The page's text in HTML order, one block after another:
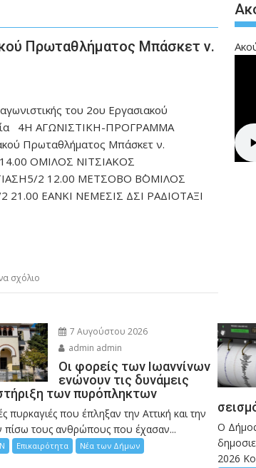
Πρωταθλήματος Μπάσκετ ν.
του 2ου Εργασιακού
4Η ΑΓΩΝΙΣΤΙΚΗ-ΠΡΟΓΡΑΜΜΑ
Πρωταθλήματος Μπάσκετ ν.
ΟΜΙΛΟΣ ΝΙΤΣΙΑΚΟΣ
2 12.00 ΜΕΤΣΟΒΟ Β΄ΟΜΙΛΟΣ
ΕΑΝΚΙ ΝΕΜΕΣΙΣ ΔΣΙ ΡΑΔΙΟΤΑΞΙ
σχόλιο
7 Αυγούστου 2026
admin admin
Οι φορείς των Ιωαννίνων
ενώνουν τις δυνάμεις
των πυρόπληκτων
πυρκαγιές που έπληξαν την Αττική και την
πίσω τους ανθρώπους που έχασαν...
Επικαιρότητα Νέα των Δήμων
Ο Δήμος
2026